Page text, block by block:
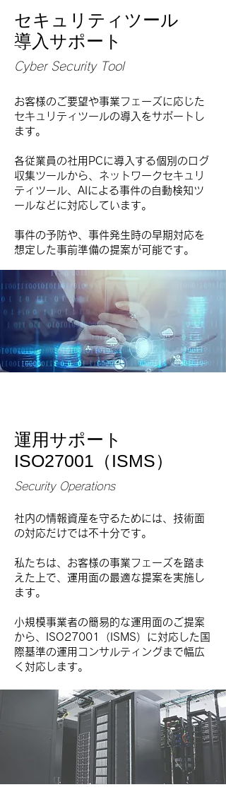
セキュリティツール
​導入サポート
Cyber Security Tool
お客様のご要望や事業フェーズに応じた
セキュリティツールの導入をサポートし
ます。
各従業員の社用PCに導入する個別のログ
収集ツールから、ネットワークセキュリ
ティツール、AIによる事件の自動検知ツ
ールなどに対応しています。
​事件の予防や、事件発生時の早期対応を
想定した事前準備の提案が可能です。
運用サポート
​ISO27001（ISMS）
Security Operations
社内の情報資産を守るためには、技術面
の対応だけでは不十分です。
​私たちは、お客様の事業フェーズを踏ま
えた上で、運用面の最適な提案を実施し
ます。
小規模事業者の簡易的な運用面のご提案
から、ISO27001（ISMS）に対応した国
際基準の運用コンサルティングまで幅広
く対応します。